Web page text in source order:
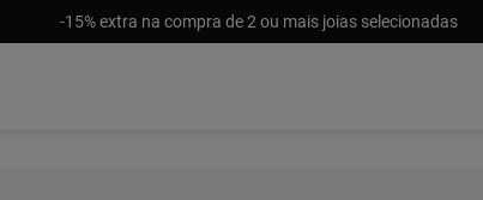
-15% extra na compra de 2 ou mais joias selecionadas